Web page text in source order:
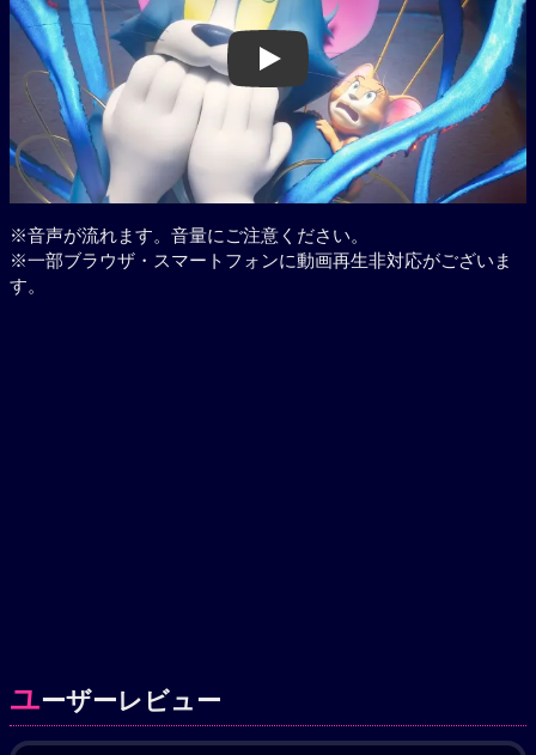
Play
※音声が流れます。音量にご注意ください。
※一部ブラウザ・スマートフォンに動画再生非対応がございま
す。
ユーザーレビュー